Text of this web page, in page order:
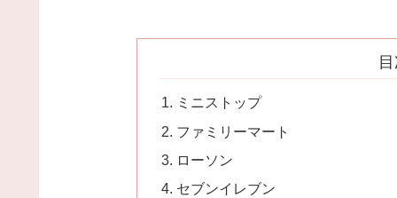
ミニストップ
ファミリーマート
ローソン
セブンイレブン